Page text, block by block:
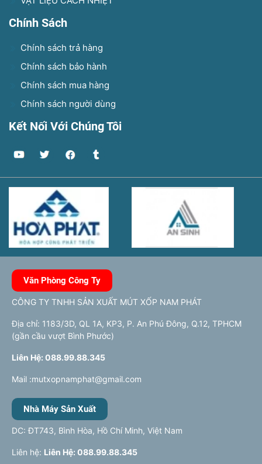
Chính Sách
Chính sách trả hàng
Chính sách bảo hành
Chính sách mua hàng
Chính sách người dùng
Kết Nối Với Chúng Tôi
Văn Phòng Công Ty
CÔNG TY TNHH SẢN XUẤT MÚT XỐP NAM PHÁT
Địa chỉ: 1183/3D, QL 1A, KP3, P. An Phú Đông, Q.12, TPHCM
(gần cầu vượt Bình Phước)
Liên Hệ: 088.99.88.345
Mail :mutxopnamphat@gmail.com
Nhà Máy Sản Xuất
DC: ĐT743, Bình Hòa, Hồ Chí Minh, Việt Nam
Liên hệ: Liên Hệ: 088.99.88.345